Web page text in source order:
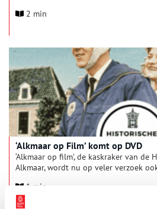
Groei & Bloeidag van dit seizoen
2 min
‘Alkmaar op Film’ komt op DVD
‘Alkmaar op film’, de kaskraker van de
Alkmaar, wordt nu op veler verzoek
1 min